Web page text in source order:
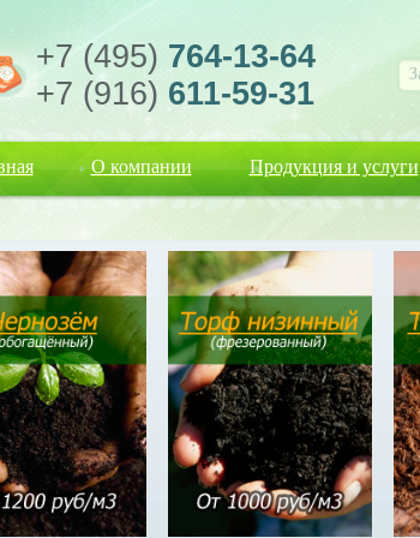
+7 (495) 764-13-64
+7 (916) 611-59-31
О компании Продукция и услуги